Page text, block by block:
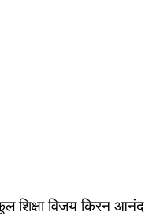
शिक्षा विजय किरन आनंद